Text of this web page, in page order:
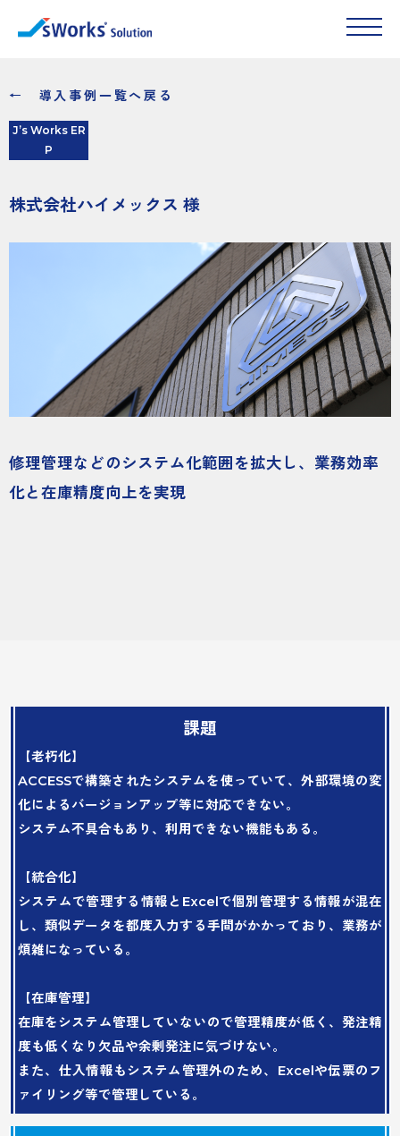
← 導入事例一覧へ戻る
J’s Works ER
P
株式会社ハイメックス 様
修理管理などのシステム化範囲を拡大し、業務効率
化と在庫精度向上を実現
課題
【老朽化】
ACCESSで構築されたシステムを使っていて、外部環境の変
化によるバージョンアップ等に対応できない。
システム不具合もあり、利用できない機能もある。
【統合化】
システムで管理する情報とExcelで個別管理する情報が混在
し、類似データを都度入力する手間がかかっており、業務が
煩雑になっている。
【在庫管理】
在庫をシステム管理していないので管理精度が低く、発注精
度も低くなり欠品や余剰発注に気づけない。
また、仕入情報もシステム管理外のため、Excelや伝票のフ
ァイリング等で管理している。